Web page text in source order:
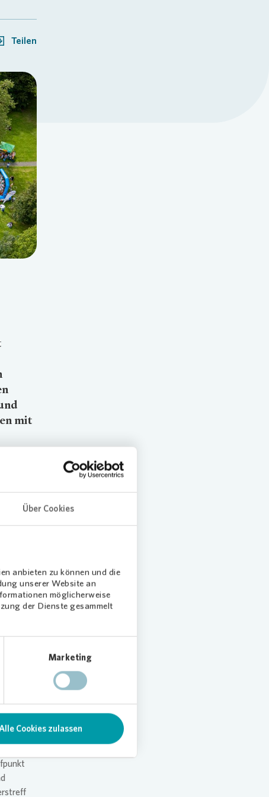
Über Cookies
anbieten zu können und die
unserer Website an
möglicherweise
der Dienste gesammelt
Marketing
Cookies zulassen
Teilen
mit
und
bei
Sei
oder
die